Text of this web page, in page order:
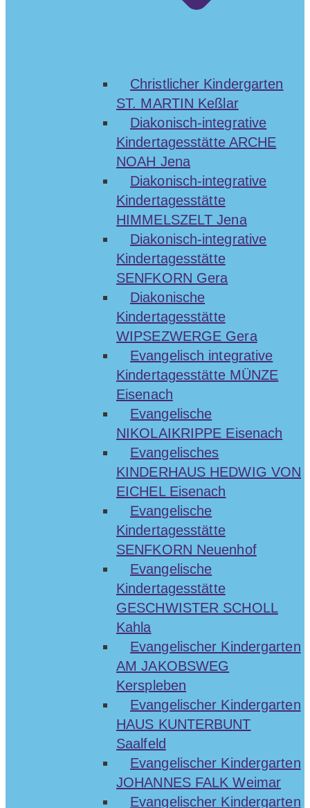
Christlicher Kindergarten
ST. MARTIN Keßlar
Diakonisch-integrative
Kindertagesstätte ARCHE
NOAH Jena
Diakonisch-integrative
Kindertagesstätte
HIMMELSZELT Jena
Diakonisch-integrative
Kindertagesstätte
SENFKORN Gera
Diakonische
Kindertagesstätte
WIPSEZWERGE Gera
Evangelisch integrative
Kindertagesstätte MÜNZE
Eisenach
Evangelische
NIKOLAIKRIPPE Eisenach
Evangelisches
KINDERHAUS HEDWIG VON
EICHEL Eisenach
Evangelische
Kindertagesstätte
SENFKORN Neuenhof
Evangelische
Kindertagesstätte
GESCHWISTER SCHOLL
Kahla
Evangelischer Kindergarten
AM JAKOBSWEG
Kerspleben
Evangelischer Kindergarten
HAUS KUNTERBUNT
Saalfeld
Evangelischer Kindergarten
JOHANNES FALK Weimar
Evangelischer Kindergarten